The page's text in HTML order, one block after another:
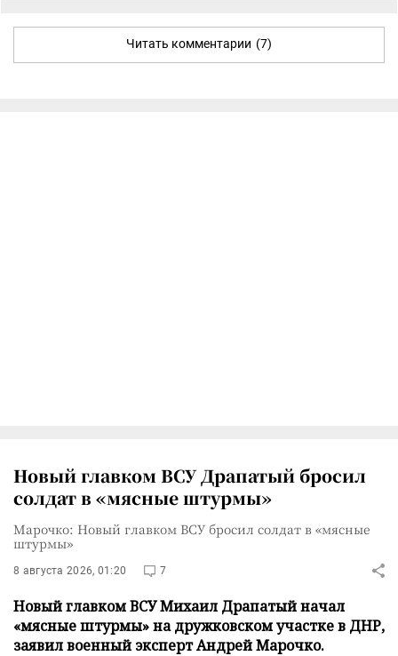
Читать комментарии (7)
Новый главком ВСУ Драпатый бросил
солдат в «мясные штурмы»
Марочко: Новый главком ВСУ бросил солдат в «мясные
штурмы»
8 августа 2026, 01:20 7
Новый главком ВСУ Михаил Драпатый начал
«мясные штурмы» на дружковском участке в ДНР,
заявил военный эксперт Андрей Марочко.